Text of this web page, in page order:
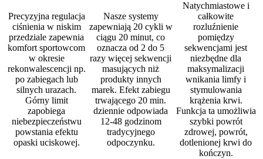
Precyzyjna regulacja
ciśnienia w niskim
przedziale zapewnia
komfort sportowcom
w okresie
rekonwalescencji np.
po zabiegach lub
silnych urazach.
Górny limit
zapobiega
niebezpieczeństwu
powstania efektu
opaski uciskowej.
Nasze systemy
zapewniają 20 cykli w
ciągu 20 minut, co
oznacza od 2 do 5
razy więcej sekwencji
masujących niż
produkty innych
marek. Efekt zabiegu
trwającego 20 min.
dziennie odpowiada
12-48 godzinom
tradycyjnego
odpoczynku.
Natychmiastowe i
całkowite
rozluźnienie
pomiędzy
sekwencjami jest
niezbędne dla
maksymalizacji
wnikania limfy i
stymulowania
krążenia krwi.
Funkcja ta umożliwia
szybki powrót
zdrowej, powrót,
dotlenionej krwi do
kończyn.